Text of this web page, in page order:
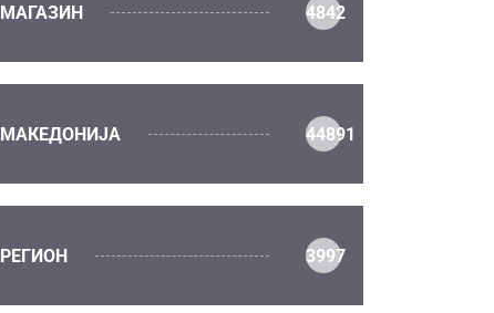
МАГАЗИН 4842
МАКЕДОНИЈА 44891
РЕГИОН 3997